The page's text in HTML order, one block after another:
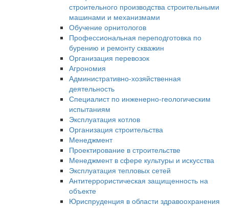
строительного производства строительными
машинами и механизмами
Обучение орнитологов
Профессиональная переподготовка по
бурению и ремонту скважин
Организация перевозок
Агрономия
Административно-хозяйственная
деятельность
Специалист по инженерно-геологическим
испытаниям
Эксплуатация котлов
Организация строительства
Менеджмент
Проектирование в строительстве
Менеджмент в сфере культуры и искусства
Эксплуатация тепловых сетей
Антитеррористическая защищенность на
объекте
Юриспруденция в области здравоохранения